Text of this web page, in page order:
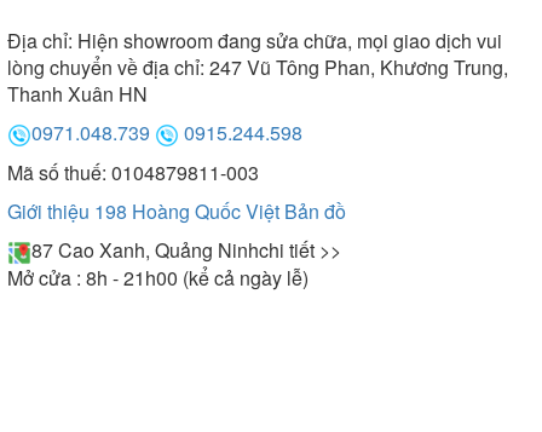
Địa chỉ: Hiện showroom đang sửa chữa, mọi giao dịch vui
lòng chuyển về địa chỉ: 247 Vũ Tông Phan, Khương Trung,
Thanh Xuân HN
0971.048.739
0915.244.598
Mã số thuế: 0104879811-003
Giới thiệu 198 Hoàng Quốc Việt Bản đồ
87 Cao Xanh, Quảng Ninhchi tiết >>
Mở cửa : 8h - 21h00 (kể cả ngày lễ)